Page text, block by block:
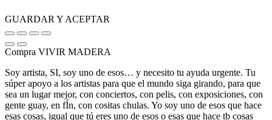
GUARDAR Y ACEPTAR
Compra VIVIR MADERA
Soy artista, SI, soy uno de esos… y necesito tu ayuda urgente. Tu
súper apoyo a los artistas para que el mundo siga girando, para que
sea un lugar mejor, con conciertos, con pelis, con exposiciones, con
gente guay, en fÍn, con cositas chulas. Yo soy uno de esos que hace
esas cosas, igual que tú eres uno de esos o esas que hace tb cosas